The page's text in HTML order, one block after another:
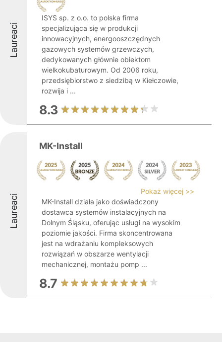
Laureaci
ISYS sp. z o.o. to polska firma
specjalizująca się w produkcji
innowacyjnych, energooszczędnych
gazowych systemów grzewczych,
dedykowanych głównie obiektom
wielkokubaturowym. Od 2006 roku,
przedsiębiorstwo z siedzibą w Kiełczowie,
rozwija i ...
8.3
Laureaci
MK-Install
Pokaż więcej >>
MK-Install działa jako doświadczony
dostawca systemów instalacyjnych na
Dolnym Śląsku, oferując usługi na wysokim
poziomie jakości. Firma skoncentrowana
jest na wdrażaniu kompleksowych
rozwiązań w obszarze wentylacji
mechanicznej, montażu pomp ...
8.7